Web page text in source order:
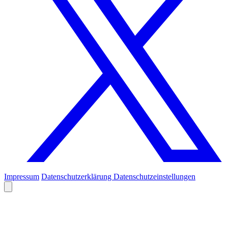
Impressum Datenschutzerklärung Datenschutzeinstellungen